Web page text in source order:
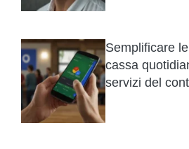
Semplificare
cassa
servizi del